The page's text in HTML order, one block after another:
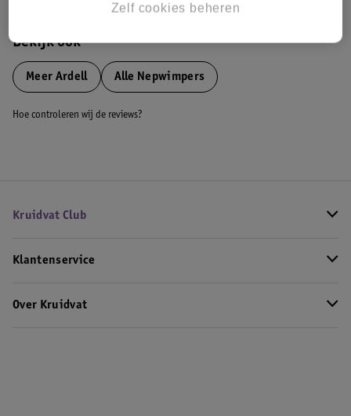
Bekijk ook
Meer Ardell Alle Nepwimpers
Hoe controleren wij de reviews?
Kruidvat Club
Klantenservice
Over Kruidvat
Zelf cookies beheren